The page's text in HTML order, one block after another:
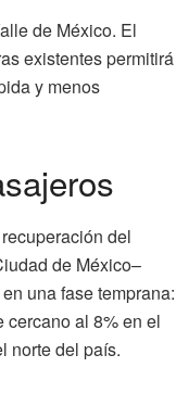
de México. El
existentes permitirá
y menos
del
de México–
una fase temprana:
cercano al 8% en el
norte del país.